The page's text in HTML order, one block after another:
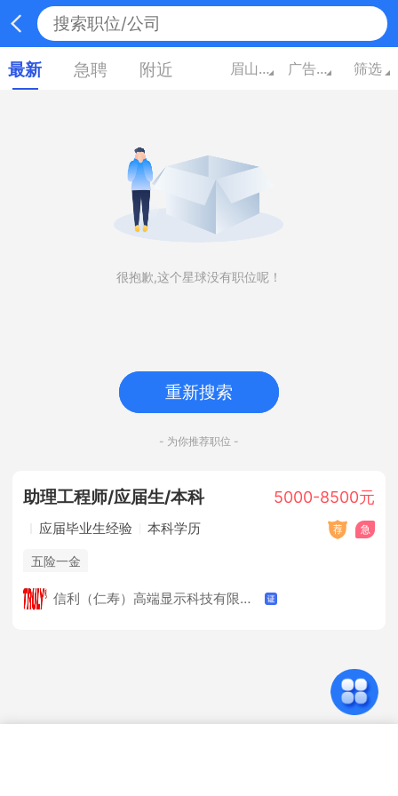
最新 急聘 附近 眉山四川 广告/市场/媒体/艺术 筛选
很抱歉,这个星球没有职位呢！
重新搜索
- 为你推荐职位 -
助理工程师/应届生/本科 5000-8500元
应届毕业生经验 本科学历
五险一金
信利（仁寿）高端显示科技有限公司